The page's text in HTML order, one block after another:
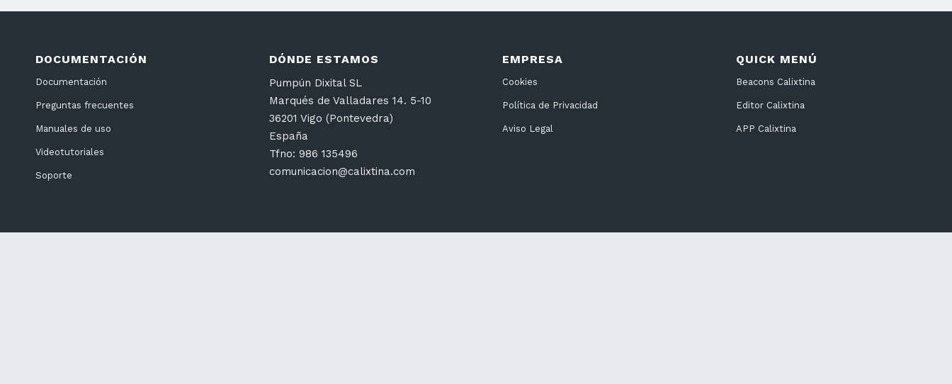
DOCUMENTACIÓN
Documentación
Preguntas frecuentes
Manuales de uso
Videotutoriales
Soporte
DÓNDE ESTAMOS
Pumpún Dixital SL
Marqués de Valladares 14. 5-10
36201 Vigo (Pontevedra)
España
Tfno: 986 135496
comunicacion@calixtina.com
EMPRESA
Cookies
Política de Privacidad
Aviso Legal
QUICK MENÚ
Beacons Calixtina
Editor Calixtina
APP Calixtina